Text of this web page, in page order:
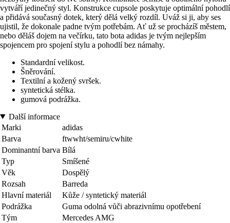
vytváří jedinečný styl. Konstrukce cupsole poskytuje optimální pohodlí
a přidává současný dotek, který dělá velký rozdíl. Uváž si ji, aby ses
ujistil, že dokonale padne tvým potřebám. Ať už se procházíš městem,
nebo děláš dojem na večírku, tato bota adidas je tvým nejlepším
spojencem pro spojení stylu a pohodlí bez námahy.
Standardní velikost.
Šněrování.
Textilní a kožený svršek.
syntetická stélka.
gumová podrážka.
Další informace
Marki
adidas
Barva
ftwwht/semiru/cwhite
Dominantní barva Bílá
Typ
Smíšené
Věk
Dospělý
Rozsah
Barreda
Hlavní materiál
Kůže / syntetický materiál
Podrážka
Guma odolná vůči abrazivnímu opotřebení
Tým
Mercedes AMG